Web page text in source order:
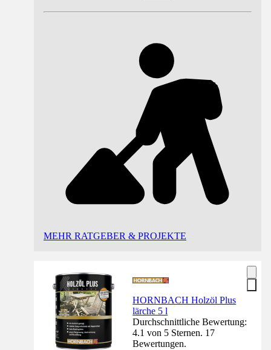
MEHR RATGEBER & PROJEKTE
HORNBACH Holzöl Plus
lärche 5 l
Durchschnittliche Bewertung:
4.1 von 5 Sternen. 17
Bewertungen.